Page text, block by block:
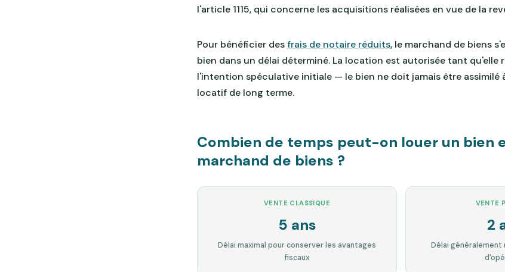
l'article 1115, qui concerne les acquisitions réalisées en vue de la
Pour bénéficier desfrais de notaire réduits, le marchand de biens
bien dans un délai déterminé. La location est autorisée tant qu'elle
l'intention spéculative initiale — le bien ne doit jamais être assimilé
locatif de long terme.
Combien de temps peut-on louer un bien
marchand de biens ?
VENTE CLASSIQUE
5 ans
Délai maximal pour conserver les avantages
fiscaux
VENTE
2
Délai généralement